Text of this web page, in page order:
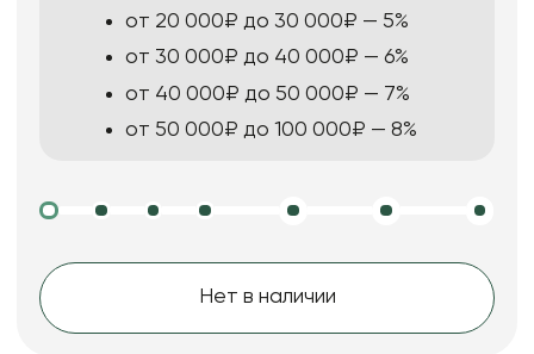
от 20 000₽ до 30 000₽ — 5%
от 30 000₽ до 40 000₽ — 6%
от 40 000₽ до 50 000₽ — 7%
от 50 000₽ до 100 000₽ — 8%
Нет в наличии